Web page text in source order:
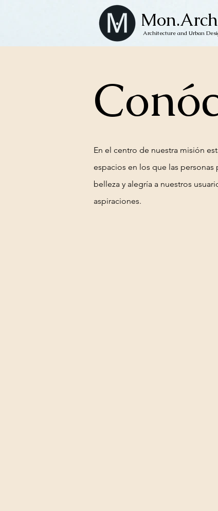
Architecture and Urban
En el centro de nuestra misión
espacios en los que las
belleza y alegría a nuestros
aspiraciones.